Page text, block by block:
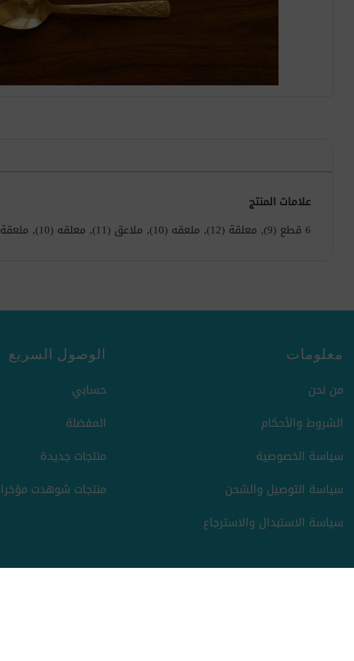
علامات المنتج
6 قطع
(9)
, معلقة (12)
, ملعقه (10)
, ملاعق (11)
, معلقه (10)
, ملعقة
معلومات
من نحن
الشروط والأحكام
سياسة الخصوصية
سياسة التوصيل والشحن
سياسة الاستبدال والاسترجاع
الوصول السريع
حسابي
المفضلة
منتجات جديدة
منتجات شوهدت مؤخرا